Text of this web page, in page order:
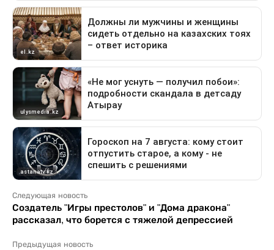
Следующая новость
Создатель "Игры престолов" и "Дома дракона"
рассказал, что борется с тяжелой депрессией
Предыдущая новость